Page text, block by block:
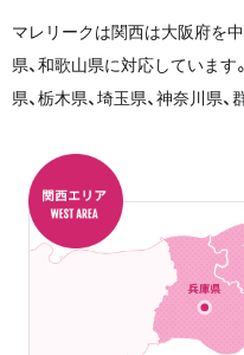
マレリークは関西は大阪府を中
県、和歌山県に対応しています
県、栃木県、埼玉県、神奈川県